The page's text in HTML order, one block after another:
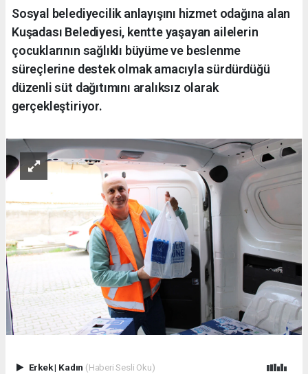
Sosyal belediyecilik anlayışını hizmet odağına alan
Kuşadası Belediyesi, kentte yaşayan ailelerin
çocuklarının sağlıklı büyüme ve beslenme
süreçlerine destek olmak amacıyla sürdürdüğü
düzenli süt dağıtımını aralıksız olarak
gerçekleştiriyor.
Erkek| Kadın (Haberi Sesli Oku)